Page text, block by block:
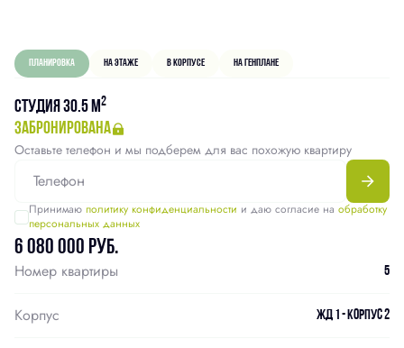
Планировка На этаже В корпусе На генплане
Студия 30.5 м2
забронирована
Оставьте телефон и мы подберем для вас похожую квартиру
Принимаю политику конфиденциальности и даю согласие на обработку
персональных данных
6 080 000 руб.
Номер квартиры 5
Корпус ЖД 1 - Корпус 2